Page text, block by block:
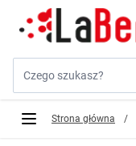
Przejdź do treści
Strona główna /